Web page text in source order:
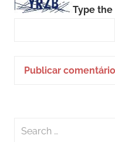
Type
Search